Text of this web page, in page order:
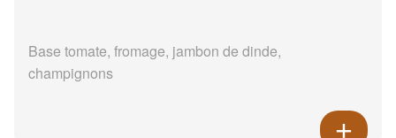
Base tomate, fromage, jambon de dinde,
champignons